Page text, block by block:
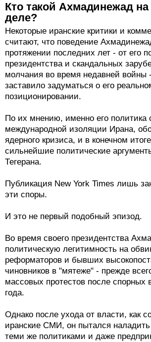
Кто такой Ахмадинежад
деле?
Некоторые иранские критики и
считают, что поведение
протяжении последних лет - от его
президентства и скандальных
молчания во время недавней войны
заставило задуматься о его
позиционировании.
По их мнению, именно его политика
международной изоляции Ирана,
ядерного кризиса, и в конечном
сильнейшие политические
Тегерана.
Публикация New York Times лишь
эти споры.
И это не первый подобный эпизод.
Во время своего президентства
политическую легитимность на
реформаторов и бывших
чиновников в "мятеже" - прежде
массовых протестов после спорных
года.
Однако после ухода от власти, как
иранские СМИ, он пытался
теми же политиками и даже